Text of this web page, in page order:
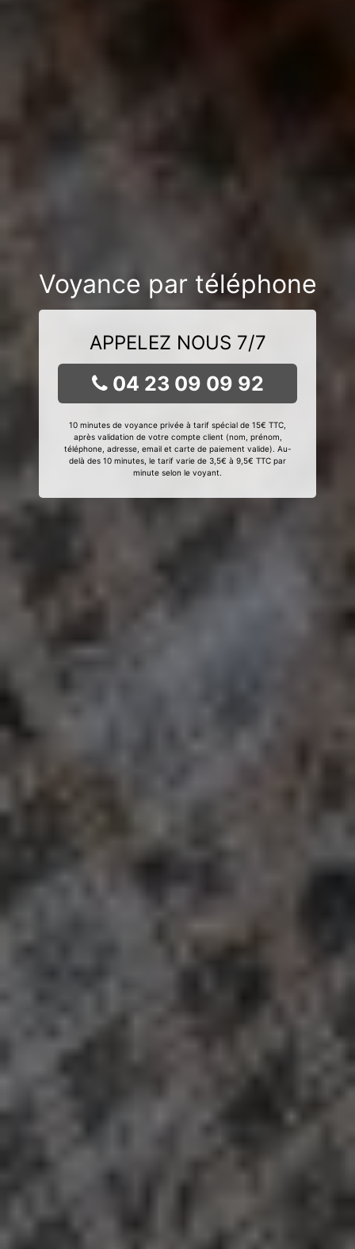
Voyance par téléphone
APPELEZ NOUS 7/7
04 23 09 09 92
10 minutes de voyance privée à tarif spécial de 15€ TTC,
après validation de votre compte client (nom, prénom,
téléphone, adresse, email et carte de paiement valide). Au-
delà des 10 minutes, le tarif varie de 3,5€ à 9,5€ TTC par
minute selon le voyant.